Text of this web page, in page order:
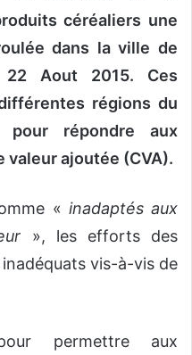
céréaliers une
dans la ville de
Aout 2015. Ces
régions du
répondre aux
valeur ajoutée (CVA).
« inadaptés aux
», les efforts des
vis-à-vis de
permettre aux